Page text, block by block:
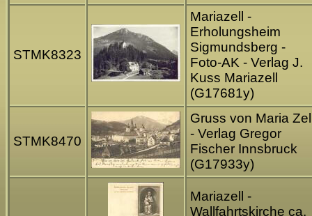
STMK8323
Mariazell -
Erholungsheim
Sigmundsberg -
Foto-AK - Verlag J.
Kuss Mariazell
(G17681y)
STMK8470
Gruss von Maria
- Verlag Gregor
Fischer Innsbruck
(G17933y)
Mariazell -
Wallfahrtskirche ca.